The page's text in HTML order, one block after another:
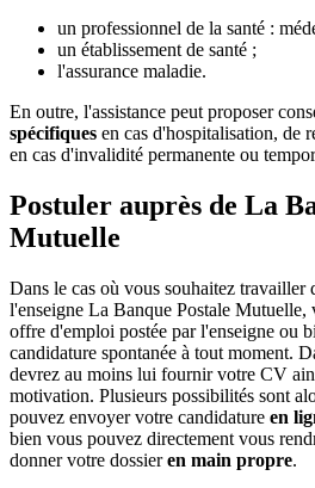
un professionnel de la santé :
un établissement de santé ;
l'assurance maladie.
En outre, l'assistance peut proposer
spécifiques en cas d'hospitalisation, de
en cas d'invalidité permanente ou
Postuler auprès de La
Mutuelle
Dans le cas où vous souhaitez travailler
l'enseigne La Banque Postale Mutuelle,
offre d'emploi postée par l'enseigne ou
candidature spontanée à tout moment.
devrez au moins lui fournir votre CV
motivation. Plusieurs possibilités sont
pouvez envoyer votre candidature en
bien vous pouvez directement vous
donner votre dossieren main propre.